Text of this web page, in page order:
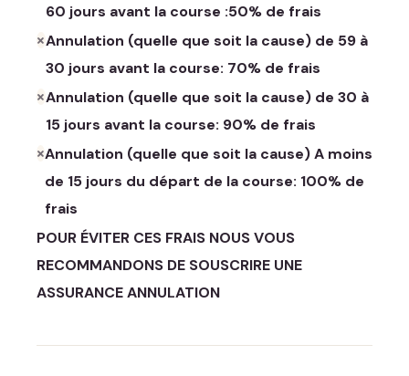
60 jours avant la course :50% de frais
Annulation (quelle que soit la cause) de 59 à
30 jours avant la course: 70% de frais
Annulation (quelle que soit la cause) de 30 à
15 jours avant la course: 90% de frais
Annulation (quelle que soit la cause) A moins
de 15 jours du départ de la course: 100% de
frais
POUR ÉVITER CES FRAIS NOUS VOUS
RECOMMANDONS DE SOUSCRIRE UNE
ASSURANCE ANNULATION